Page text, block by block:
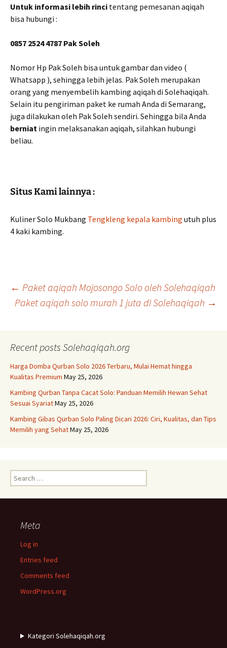
Untuk informasi lebih rinci tentang pemesanan aqiqah
bisa hubungi :
0857 2524 4787 Pak Soleh
Nomor Hp Pak Soleh bisa untuk gambar dan video (
Whatsapp ), sehingga lebih jelas. Pak Soleh merupakan
orang yang menyembelih kambing aqiqah di Solehaqiqah.
Selain itu pengiriman paket ke rumah Anda di Semarang,
juga dilakukan oleh Pak Soleh sendiri. Sehingga bila Anda
berniat ingin melaksanakan aqiqah, silahkan hubungi
beliau.
Situs Kami lainnya :
Kuliner Solo Mukbang Tengkleng kepala kambing utuh plus
4 kaki kambing.
Post
← Paket aqiqah Mojosongo Solo oleh Solehaqiqah
Paket aqiqah solo murah 1 juta di Solehaqiqah →
Recent posts Solehaqiqah.org
Harga Domba Qurban Solo 2026 Terbaru, Mulai Hemat hingga
Kualitas Premium May 25, 2026
Kambing Qurban Tanpa Cacat Solo: Panduan Memilih Hewan Sehat
Sesuai SyariatMay 25, 2026
Kambing Gibas Qurban Solo Paling Dicari 2026: Ciri, Kualitas, dan Tips
Memilih yang SehatMay 25, 2026
Search
for:
Meta
Log in
Entries feed
Comments feed
WordPress.org
Kategori Solehaqiqah.org